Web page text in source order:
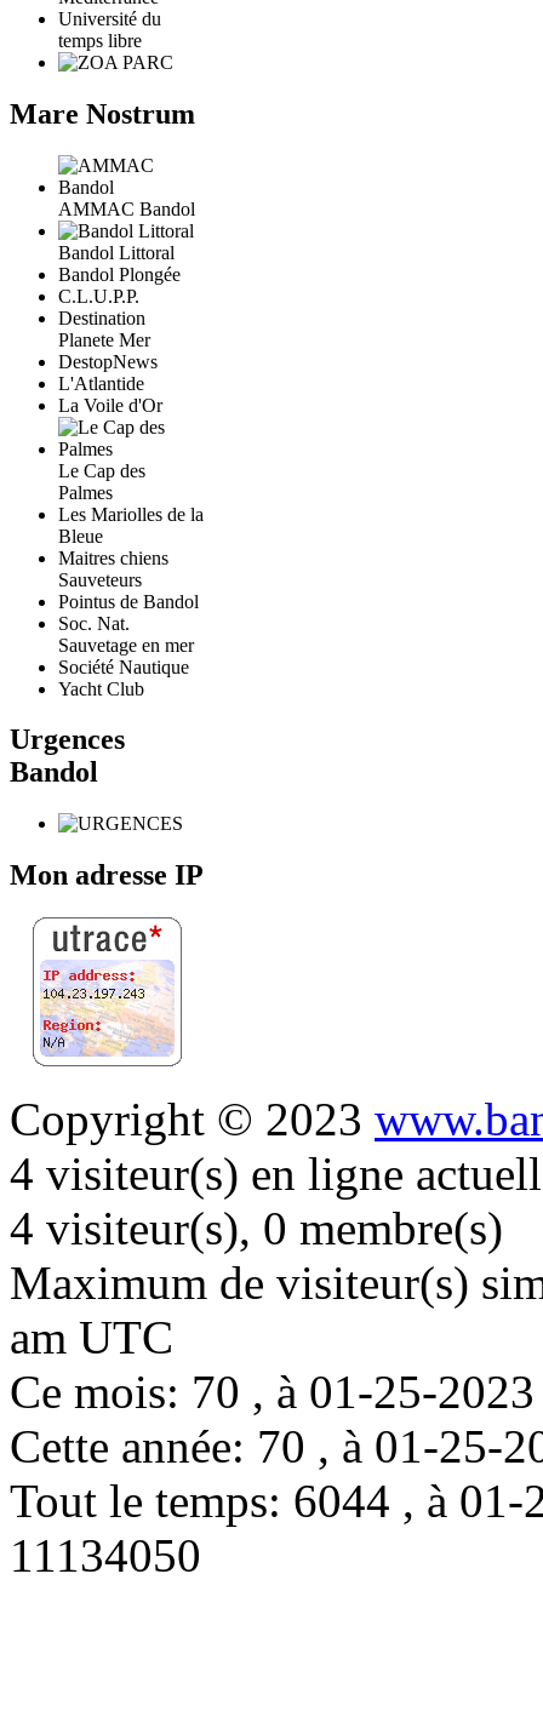
Université du
temps libre
Mare Nostrum
AMMAC Bandol
Bandol Littoral
Bandol Plongée
C.L.U.P.P.
Destination
Planete Mer
DestopNews
L'Atlantide
La Voile d'Or
Le Cap des
Palmes
Les Mariolles de la
Bleue
Maitres chiens
Sauveteurs
Pointus de Bandol
Soc. Nat.
Sauvetage en mer
Société Nautique
Yacht Club
Urgences
Bandol
Mon adresse IP
Copyright © 2023
4 visiteur(s) en ligne
4 visiteur(s), 0 membre(s)
Maximum de visiteur(s)
am UTC
Ce mois: 70 , à 01-25-
Cette année: 70 , à 01-25-
Tout le temps: 6044 , à
11134050